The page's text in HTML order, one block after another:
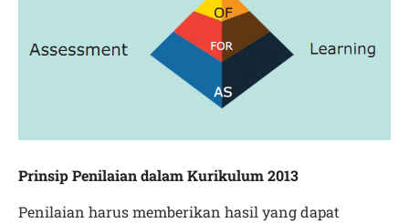
Prinsip Penilaian dalam Kurikulum 2013
Penilaian harus memberikan hasil yang dapat